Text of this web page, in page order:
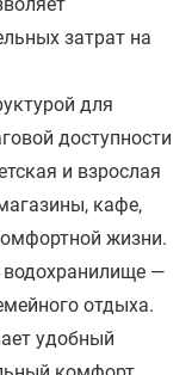
затрат на
для
доступности
и взрослая
кафе,
жизни.
водохранилище —
отдыха.
удобный